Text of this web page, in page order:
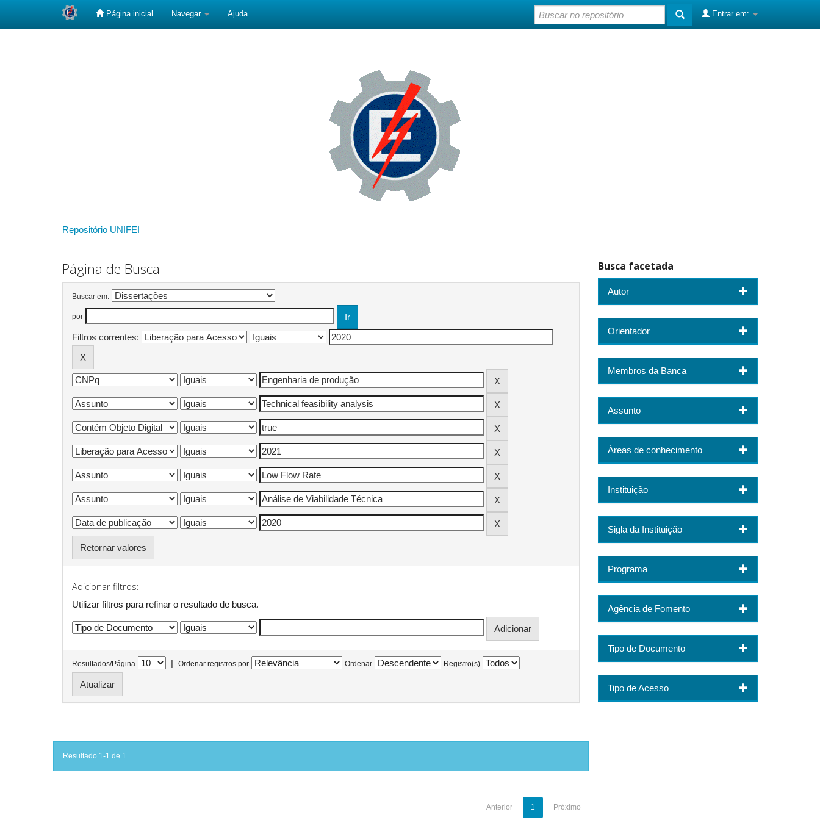
Página inicial Navegar Ajuda Entrar em:
Repositório UNIFEI
Página de Busca
Buscar em:
por
Filtros correntes:
Retornar valores
Adicionar filtros:
Utilizar filtros para refinar o resultado de busca.
Resultados/Página | Ordenar registros por Ordenar Registro(s)
Resultado 1-1 de 1.
Anterior 1 Próximo
Busca facetada
Autor
Orientador
Membros da Banca
Assunto
Áreas de conhecimento
Instituição
Sigla da Instituição
Programa
Agência de Fomento
Tipo de Documento
Tipo de Acesso